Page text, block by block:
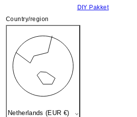
DIY Pakket
Country/region
Netherlands (EUR €)